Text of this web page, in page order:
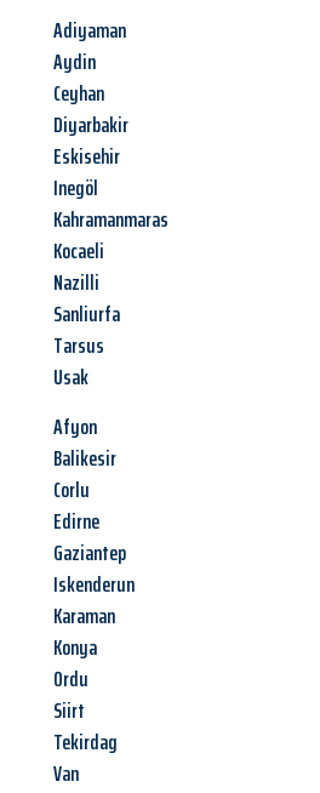
Adiyaman
Aydin
Ceyhan
Diyarbakir
Eskisehir
Inegöl
Kahramanmaras
Kocaeli
Nazilli
Sanliurfa
Tarsus
Usak
Afyon
Balikesir
Corlu
Edirne
Gaziantep
Iskenderun
Karaman
Konya
Ordu
Siirt
Tekirdag
Van